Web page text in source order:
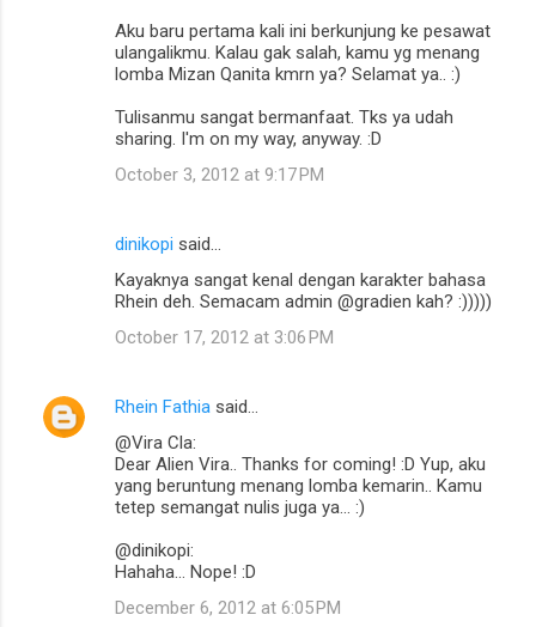
Aku baru pertama kali ini berkunjung ke pesawat
ulangalikmu. Kalau gak salah, kamu yg menang
lomba Mizan Qanita kmrn ya? Selamat ya.. :)
Tulisanmu sangat bermanfaat. Tks ya udah
sharing. I'm on my way, anyway. :D
October 3, 2012 at 9:17 PM
dinikopi said…
Kayaknya sangat kenal dengan karakter bahasa
Rhein deh. Semacam admin @gradien kah? :)))))
October 17, 2012 at 3:06 PM
Rhein Fathia said…
@Vira Cla:
Dear Alien Vira.. Thanks for coming! :D Yup, aku
yang beruntung menang lomba kemarin.. Kamu
tetep semangat nulis juga ya... :)
@dinikopi:
Hahaha... Nope! :D
December 6, 2012 at 6:05 PM